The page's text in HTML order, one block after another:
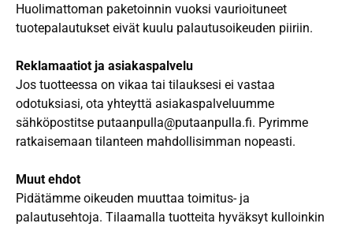
Huolimattoman paketoinnin vuoksi vaurioituneet
tuotepalautukset eivät kuulu palautusoikeuden piiriin.
Reklamaatiot ja asiakaspalvelu
Jos tuotteessa on vikaa tai tilauksesi ei vastaa
odotuksiasi, ota yhteyttä asiakaspalveluumme
sähköpostitse putaanpulla@putaanpulla.fi. Pyrimme
ratkaisemaan tilanteen mahdollisimman nopeasti.
Muut ehdot
Pidätämme oikeuden muuttaa toimitus- ja
palautusehtoja. Tilaamalla tuotteita hyväksyt kulloinkin